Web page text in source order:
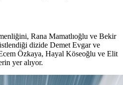
Rana Mamatlıoğlu ve Bekir
dizide Demet Evgar ve
Özkaya, Hayal Köseoğlu ve Elit
yer alıyor.